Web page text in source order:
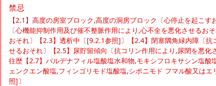
禁忌
【2.1】高度の房室ブロック,高度の洞房ブロック〔心停止を起こ
〔心機能抑制作用及び催不整脈作用により,心不全を悪化させるお
おそれ〕【2.3】透析中〔[9.2.1参照]〕【2.4】閉塞隅角緑内障〔抗
せるおそれ〕【2.5】尿貯留傾向〔抗コリン作用により,尿閉を悪
往歴【2.7】バルデナフィル塩酸塩水和物,モキシフロキサシン塩酸
ェンクエン酸塩,フィンゴリモド塩酸塩,シポニモド フマル酸又は
照]〕